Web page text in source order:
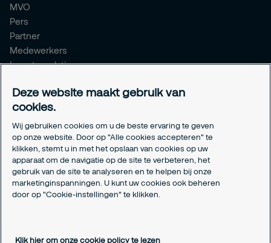
MVO
Pers
Partner
Medewerkers
Investor relations
Certificeringen
Aanmeldformulieren installatiepartners
Juridisch
Privacyverklaring
Algemene voorwaarden
Responsible disclosure
Cookie-instellingen
Deze website maakt gebruik van
cookies.
Wij gebruiken cookies om u de beste ervaring te geven
op onze website. Door op "Alle cookies accepteren" te
klikken, stemt u in met het opslaan van cookies op uw
apparaat om de navigatie op de site te verbeteren, het
gebruik van de site te analyseren en te helpen bij onze
marketinginspanningen. U kunt uw cookies ook beheren
door op "Cookie-instellingen" te klikken.
Klik hier om onze cookie policy te lezen